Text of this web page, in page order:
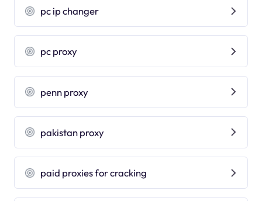
pc ip changer
pc proxy
penn proxy
pakistan proxy
paid proxies for cracking